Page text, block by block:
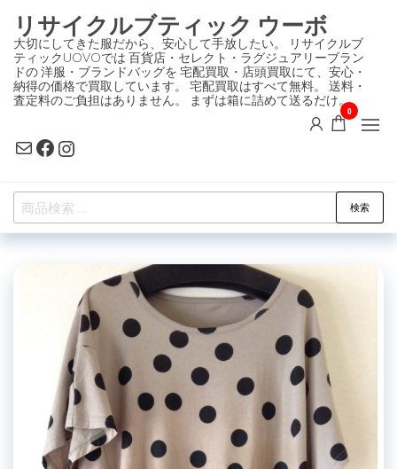
ン
テ
ン
ツ
プ
リサイクルブティック ウーボ
大切にしてきた服だから、安心して手放したい。 リサイクルブ
ティックUOVOでは 百貨店・セレクト・ラグジュアリーブラン
ドの 洋服・ブランドバッグを 宅配買取・店頭買取にて、安心・
納得の価格で買取しています。 宅配買取はすべて無料。 送料・
査定料のご負担はありません。 まずは箱に詰めて送るだけ。
MailFacebook
Instagram
0
検
索
検索